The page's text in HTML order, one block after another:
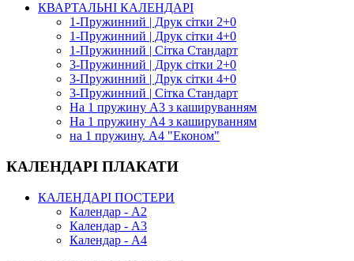
КВАРТАЛЬНІ КАЛЕНДАРІ
1-Пружинний | Друк сітки 2+0
1-Пружинний | Друк сітки 4+0
1-Пружинний | Сітка Стандарт
3-Пружинний | Друк сітки 2+0
3-Пружинний | Друк сітки 4+0
3-Пружинний | Сітка Стандарт
На 1 пружину А3 з кашируванням
На 1 пружину А4 з кашируванням
на 1 пружину. А4 "Економ"
КАЛЕНДАРІ ПЛАКАТИ
КАЛЕНДАРІ ПОСТЕРИ
Календар - А2
Календар - А3
Календар - А4